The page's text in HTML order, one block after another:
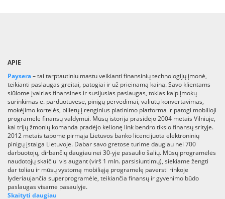
APIE
Paysera– tai tarptautiniu mastu veikianti finansinių technologijų įmonė,
teikianti paslaugas greitai, patogiai ir už prieinamą kainą. Savo klientams
siūlome įvairias finansines ir susijusias paslaugas, tokias kaip įmokų
surinkimas e. parduotuvėse, pinigų pervedimai, valiutų konvertavimas,
mokėjimo kortelės, bilietų į renginius platinimo platforma ir patogi mobilioji
programėlė finansų valdymui. Mūsų istorija prasidėjo 2004 metais Vilniuje,
kai trijų žmonių komanda pradėjo kelionę link bendro tikslo finansų srityje.
2012 metais tapome pirmąja Lietuvos banko licencijuota elektroninių
pinigų įstaiga Lietuvoje. Dabar savo gretose turime daugiau nei 700
darbuotojų, dirbančių daugiau nei 30-yje pasaulio šalių. Mūsų programėlės
naudotojų skaičiui vis augant (virš 1 mln. parsisiuntimų), siekiame žengti
dar toliau ir mūsų vystomą mobiliąją programelę paversti rinkoje
lyderiaujančia superprogramėle, teikiančia finansų ir gyvenimo būdo
paslaugas visame pasaulyje.
Skaityti daugiau